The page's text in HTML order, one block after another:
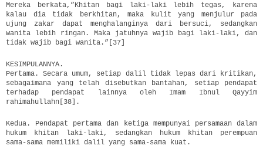
Mereka berkata,”Khitan bagi laki-laki lebih tegas, karena
kalau dia tidak berkhitan, maka kulit yang menjulur pada
ujung zakar dapat menghalanginya dari bersuci, sedangkan
wanita lebih ringan. Maka jatuhnya wajib bagi laki-laki, dan
tidak wajib bagi wanita.”[37]
KESIMPULANNYA.
Pertama. Secara umum, setiap dalil tidak lepas dari kritikan,
sebagaimana yang telah disebutkan bantahan, setiap pendapat
terhadap pendapat lainnya oleh Imam Ibnul Qayyim
rahimahullahn[38].
Kedua. Pendapat pertama dan ketiga mempunyai persamaan dalam
hukum khitan laki-laki, sedangkan hukum khitan perempuan
sama-sama memiliki dalil yang sama-sama kuat.